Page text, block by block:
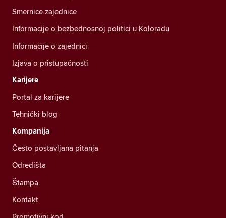
Smernice zajednice
Informacije o bezbednosnoj politici u Koloradu
Informacije o zajednici
Izjava o pristupačnosti
Karijere
Portal za karijere
Tehnički blog
Kompanija
Često postavljana pitanja
Odredišta
Štampa
Kontakt